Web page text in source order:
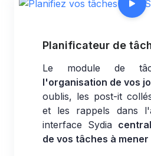
Planificateur de
Le module de
l'organisation de vos
oublis, les post-it
et les rappels dans
interface Sydia
de vos tâches à mener